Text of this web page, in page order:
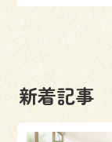
新着記事